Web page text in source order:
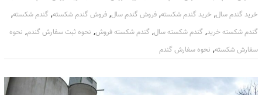
خرید گندم سال, خرید گندم شکسته, فروش گندم سال, فروش گندم شکسته, گندم شکسته,
گندم شکسته خرید, گندم شکسته سال, گندم شکسته فروش, نحوه ثبت سفارش گندم, نحوه
سفارش شکسته, نحوه سفارش گندم